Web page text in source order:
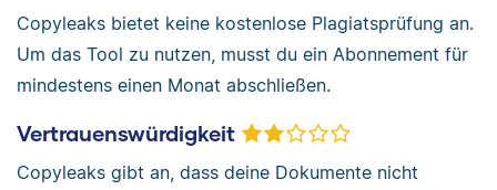
Copyleaks bietet keine kostenlose Plagiatsprüfung an.
Um das Tool zu nutzen, musst du ein Abonnement für
mindestens einen Monat abschließen.
Vertrauenswürdigkeit
Copyleaks gibt an, dass deine Dokumente nicht